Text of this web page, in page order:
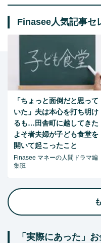
Finasee人気記事セ
「ちょっと面倒だと思って
いた」夫は本心を打ち明け
るも…田舎町に越してきた
よそ者夫婦が子ども食堂を
開いて起こったこと
Finasee マネーの人間ドラマ編
集班
「実際にあった」